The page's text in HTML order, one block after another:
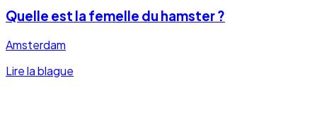
Quelle est la femelle du hamster ?
Amsterdam
Lire la blague